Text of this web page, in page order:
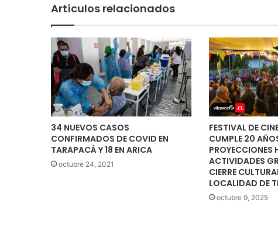
Artículos relacionados
34 NUEVOS CASOS
CONFIRMADOS DE COVID EN
TARAPACÁ Y 18 EN ARICA
octubre 24, 2021
FESTIVAL DE
CUMPLE 20
PROYECCIONES
ACTIVIDADES
CIERRE
LOCALIDAD DE
octubre 9, 2025